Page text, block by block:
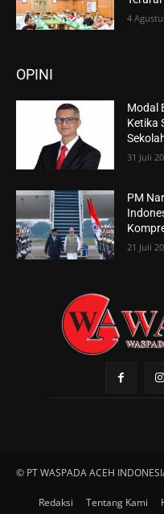
4
OPINI
Modal
Ketika
31 Juli
PM
21 Juli
© PT WASPADA ACEH
Redaksi Tentang Kami